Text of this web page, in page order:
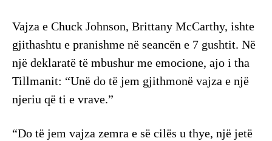
Vajza e Chuck Johnson, Brittany McCarthy, ishte
gjithashtu e pranishme në seancën e 7 gushtit. Në
një deklaratë të mbushur me emocione, ajo i tha
Tillmanit: “Unë do të jem gjithmonë vajza e një
njeriu që ti e vrave.”
“Do të jem vajza zemra e së cilës u thye, një jetë